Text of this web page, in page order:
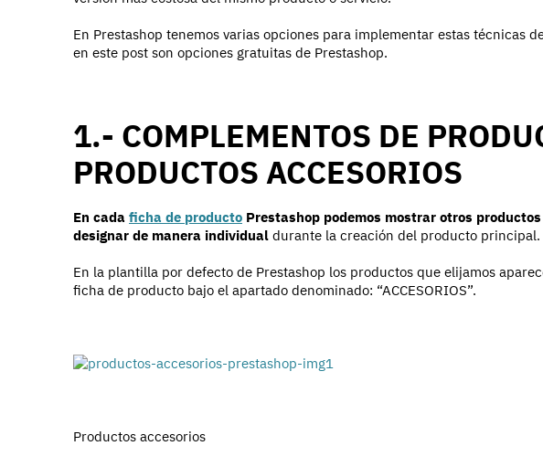
En Prestashop tenemos varias opciones para implementar estas técnicas
en este post son opciones gratuitas de Prestashop.
1.- COMPLEMENTOS DE
PRODUCTOS ACCESORIOS
En cada ficha de producto Prestashop podemos mostrar otros
designar de manera individual durante la creación del producto principal.
En la plantilla por defecto de Prestashop los productos que elijamos
ficha de producto bajo el apartado denominado: “ACCESORIOS”.
Productos accesorios